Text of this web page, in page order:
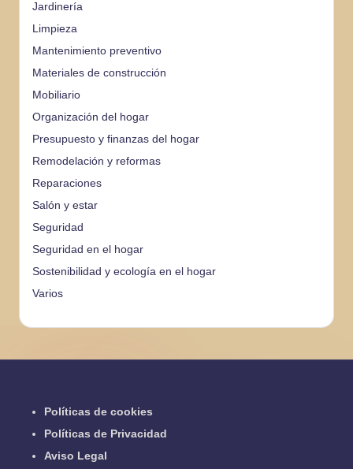
Jardinería
Limpieza
Mantenimiento preventivo
Materiales de construcción
Mobiliario
Organización del hogar
Presupuesto y finanzas del hogar
Remodelación y reformas
Reparaciones
Salón y estar
Seguridad
Seguridad en el hogar
Sostenibilidad y ecología en el hogar
Varios
Políticas de cookies
Políticas de Privacidad
Aviso Legal